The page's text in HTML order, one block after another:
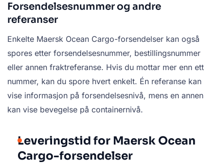
Forsendelsesnummer og andre
referanser
Enkelte Maersk Ocean Cargo-forsendelser kan også
spores etter forsendelsesnummer, bestillingsnummer
eller annen fraktreferanse. Hvis du mottar mer enn ett
nummer, kan du spore hvert enkelt. Én referanse kan
vise informasjon på forsendelsesnivå, mens en annen
kan vise bevegelse på containernivå.
Leveringstid for Maersk Ocean
Cargo-forsendelser